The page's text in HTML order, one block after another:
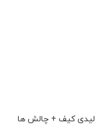
کیف + چالش ها